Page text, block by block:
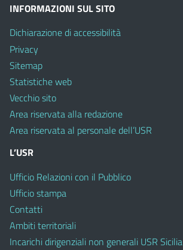
INFORMAZIONI SUL SITO
Dichiarazione di accessibilità
Privacy
Sitemap
Statistiche web
Vecchio sito
Area riservata alla redazione
Area riservata al personale dell’USR
L’USR
Ufficio Relazioni con il Pubblico
Ufficio stampa
Contatti
Ambiti territoriali
Incarichi dirigenziali non generali USR Sicilia